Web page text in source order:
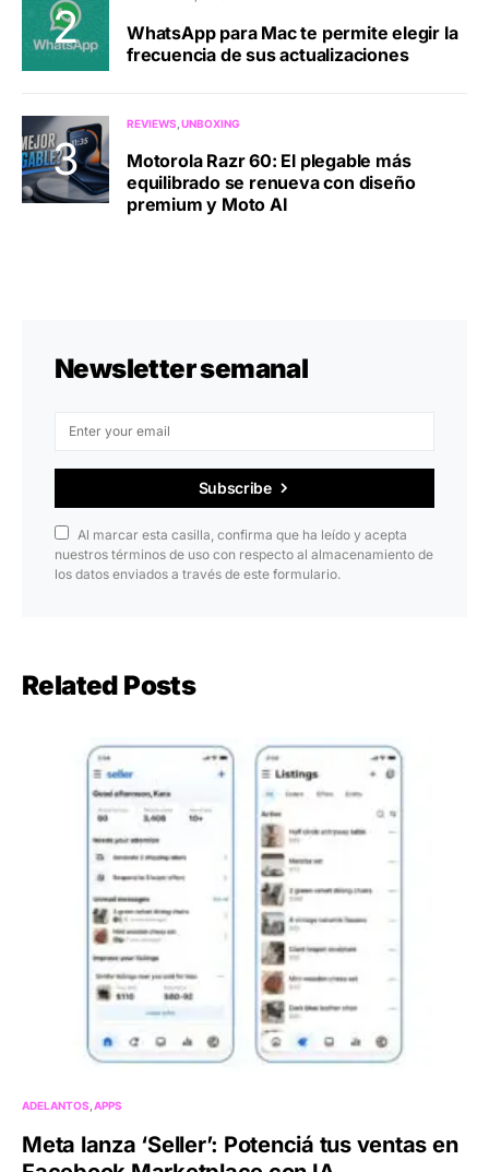
WhatsApp para Mac te permite elegir la
frecuencia de sus actualizaciones
REVIEWS UNBOXING
Motorola Razr 60: El plegable más
equilibrado se renueva con diseño
premium y Moto AI
Newsletter semanal
Subscribe
Al marcar esta casilla, confirma que ha leído y acepta
nuestros términos de uso con respecto al almacenamiento de
los datos enviados a través de este formulario.
Related Posts
ADELANTOS APPS
Meta lanza ‘Seller’: Potenciá tus ventas en